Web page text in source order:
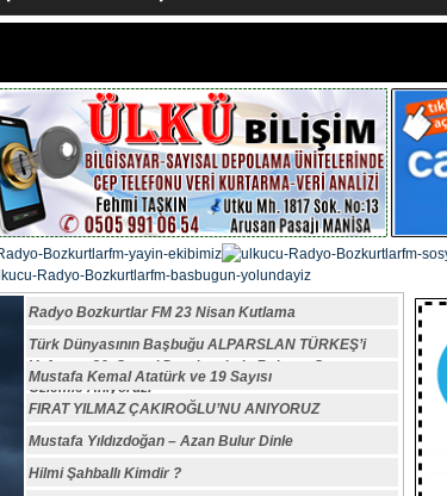
Radyo Bozkurtlar FM 23 Nisan Kutlama
Türk Dünyasının Başbuğu ALPARSLAN TÜRKEŞ’i
Vefatının 29. Sene-i Devriyesinde Rahmet,Saygı ve
Özlemle Anıyoruz.
Mustafa Kemal Atatürk ve 19 Sayısı
FIRAT YILMAZ ÇAKIROĞLU’NU ANIYORUZ
Mustafa Yıldızdoğan – Azan Bulur Dinle
Hilmi Şahballı Kimdir ?